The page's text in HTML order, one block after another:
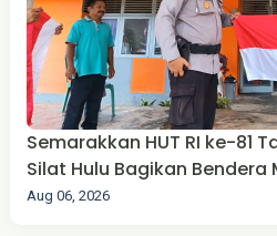
Semarakkan HUT RI ke-81
Silat Hulu Bagikan Bendera
Aug 06, 2026